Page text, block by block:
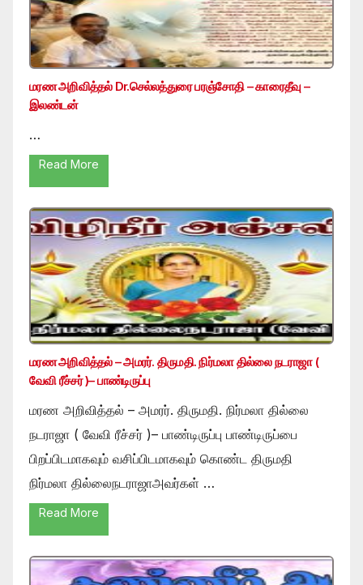
மரண அறிவித்தல் Dr.செல்லத்துரை பரஞ்சோதி – காரைதீவு –
இலண்டன்
…
Read More
மரண அறிவித்தல் – அமரர். திருமதி. நிர்மலா தில்லை நடராஜா (
வேவி ரீச்சர் )– பாண்டிருப்பு
மரண அறிவித்தல் – அமரர். திருமதி. நிர்மலா தில்லை
நடராஜா ( வேவி ரீச்சர் )– பாண்டிருப்பு பாண்டிருப்பை
பிறப்பிடமாகவும் வசிப்பிடமாகவும் கொண்ட திருமதி
நிர்மலா தில்லைநடராஜாஅவர்கள் …
Read More